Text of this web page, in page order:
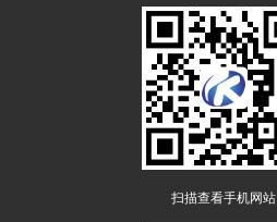
扫描查看手机网站